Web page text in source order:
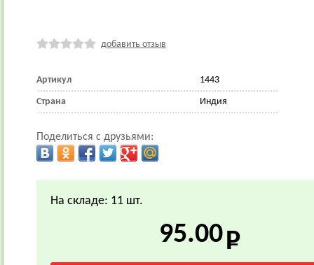
добавить отзыв
Артикул 1443
Страна Индия
Поделиться с друзьями:
На складе: 11 шт.
95.00